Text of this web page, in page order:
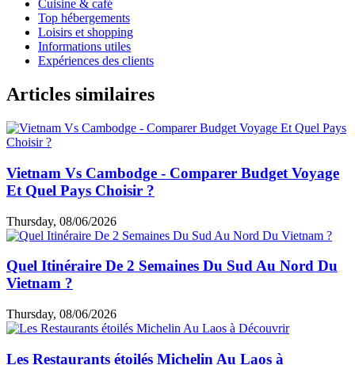
Cuisine & café
Top hébergements
Loisirs et shopping
Informations utiles
Expériences des clients
Articles similaires
Vietnam Vs Cambodge - Comparer Budget Voyage
Et Quel Pays Choisir ?
Thursday, 08/06/2026
Quel Itinéraire De 2 Semaines Du Sud Au Nord Du
Vietnam ?
Thursday, 08/06/2026
Les Restaurants étoilés Michelin Au Laos à